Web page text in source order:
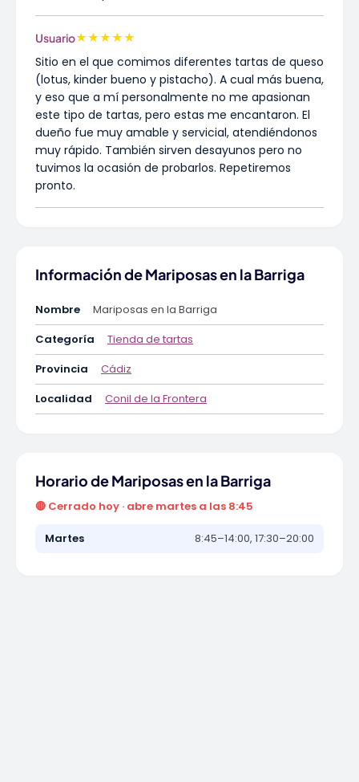
Usuario★★★★★
Sitio en el que comimos diferentes tartas de queso
(lotus, kinder bueno y pistacho). A cual más buena,
y eso que a mí personalmente no me apasionan
este tipo de tartas, pero estas me encantaron. El
dueño fue muy amable y servicial, atendiéndonos
muy rápido. También sirven desayunos pero no
tuvimos la ocasión de probarlos. Repetiremos
pronto.
Información de Mariposas en la Barriga
Nombre
Mariposas en la Barriga
Categoría
Tienda de tartas
Provincia
Cádiz
Localidad
Conil de la Frontera
Horario de Mariposas en la Barriga
🔴 Cerrado hoy · abre martes a las 8:45
Martes 8:45–14:00, 17:30–20:00